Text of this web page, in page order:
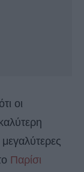
οι
μεγαλύτερες
Παρίσι